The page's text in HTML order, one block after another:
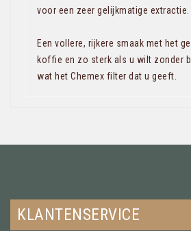
voor een zeer gelijkmatige extractie.
Een vollere, rijkere smaak met het
koffie en zo sterk als u wilt zonder
wat het Chemex filter dat u geeft.
KLANTENSERVICE